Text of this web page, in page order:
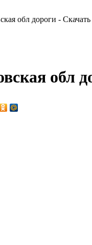
обл дороги - Скачать
обл